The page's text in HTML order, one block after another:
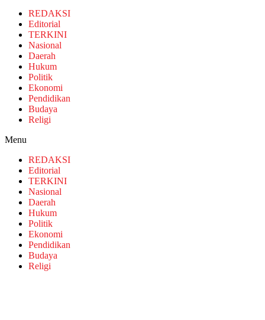
REDAKSI
Editorial
TERKINI
Nasional
Daerah
Hukum
Politik
Ekonomi
Pendidikan
Budaya
Religi
Menu
REDAKSI
Editorial
TERKINI
Nasional
Daerah
Hukum
Politik
Ekonomi
Pendidikan
Budaya
Religi